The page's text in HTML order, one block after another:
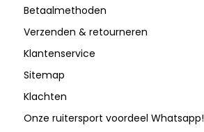
Betaalmethoden
Verzenden & retourneren
Klantenservice
Sitemap
Klachten
Onze ruitersport voordeel Whatsapp!